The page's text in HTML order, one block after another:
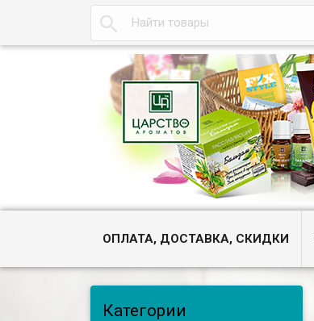

ОПЛАТА, ДОСТАВКА, СКИДКИ
Категории